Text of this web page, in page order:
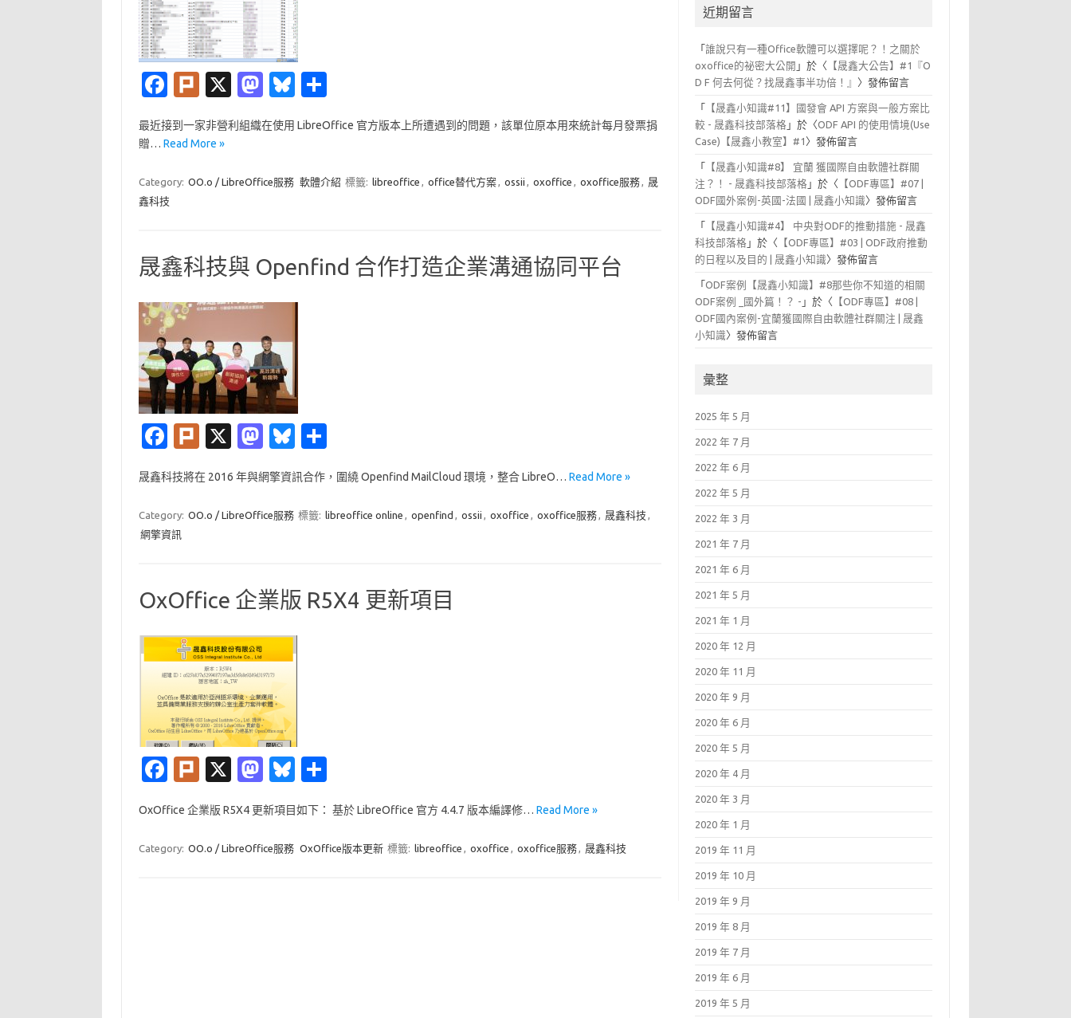
Fa
e
o
o
Pl
k
X
M
t
d
Bl
es
y
最近接到一家非營利組織在使用 LibreOffice 官方版本上所遭遇到的問題，該單位原本用來統計每月發票捐
贈… Read More »
Category: OO.o / LibreOffice服務 軟體介紹 標籤: libreoffice , office替代方案, ossii , oxoffice , oxoffice服務, 晟
鑫科技
晟鑫科技與 Openfind 合作打造企業溝通協同平台
Fa
e
b
o
k
Pl
k
X
M
t
o
n
Bl
es
k
晟鑫科技將在 2016 年與網擎資訊合作，圍繞 Openfind MailCloud 環境，整合 LibreO… Read More »
Category: OO.o / LibreOffice服務 標籤: libreoffice online , openfind , ossii , oxoffice , oxoffice服務, 晟鑫科技 ,
網擎資訊
OxOffice 企業版 R5X4 更新項目
Fa
e
b
Pl
k
X
M
t
o
Bl
es
k
OxOffice 企業版 R5X4 更新項目如下： 基於 LibreOffice 官方 4.4.7 版本編譯修… Read More »
Category: OO.o / LibreOffice服務 OxOffice版本更新 標籤: libreoffice , oxoffice , oxoffice服務, 晟鑫科技
近期留言
「誰說只有一種Office軟體可以選擇呢？！之關於
oxoffice的祕密大公開 」於〈 【晟鑫大公告】#1『O
D F 何去何從？找晟鑫事半功倍！』 〉發佈留言
「
【晟鑫小知識#11】國發會 API 方案與一般方案比
較 - 晟鑫科技部落格 」於〈ODF API 的使用情境(Use
Case)【晟鑫小教室】#1 〉發佈留言
「
【晟鑫小知識#8】 宜蘭 獲國際自由軟體社群關
注？！ - 晟鑫科技部落格 」於〈 【ODF專區】#07 |
ODF國外案例-英國-法國 | 晟鑫小知識〉發佈留言
「
【晟鑫小知識#4】 中央對ODF的推動措施 - 晟鑫
科技部落格 」於〈 【ODF專區】#03 | ODF政府推動
的日程以及目的 | 晟鑫小知識〉發佈留言
「ODF案例【晟鑫小知識】#8那些你不知道的相關
ODF案例 _國外篇！？ - 」於〈 【ODF專區】#08 |
ODF國內案例-宜蘭獲國際自由軟體社群關注 | 晟鑫
小知識〉發佈留言
彙整
2025 年 5 月
2022 年 7 月
2022 年 6 月
2022 年 5 月
2022 年 3 月
2021 年 7 月
2021 年 6 月
2021 年 5 月
2021 年 1 月
2020 年 12 月
2020 年 11 月
2020 年 9 月
2020 年 6 月
2020 年 5 月
2020 年 4 月
2020 年 3 月
2020 年 1 月
2019 年 11 月
2019 年 10 月
2019 年 9 月
2019 年 8 月
2019 年 7 月
2019 年 6 月
2019 年 5 月